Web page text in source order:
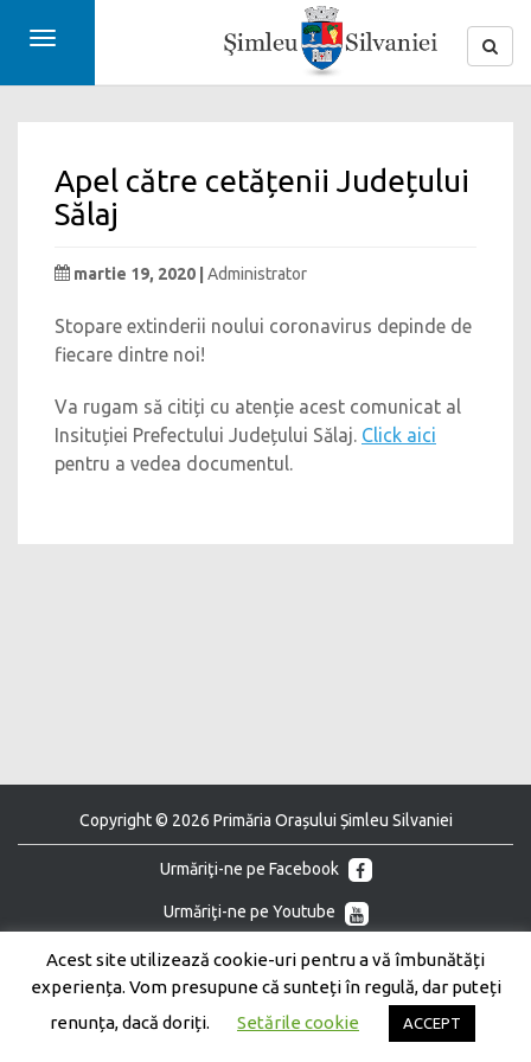
Toggle
Apel către cetățenii Județului
Sălaj
martie 19, 2020 | Administrator
Stopare extinderii noului coronavirus depinde de
fiecare dintre noi!
Va rugam să citiți cu atenție acest comunicat al
Insituției Prefectului Județului Sălaj. Click aici
pentru a vedea documentul.
Copyright © 2026 Primăria Orașului Șimleu Silvaniei
Urmăriţi-ne pe Facebook
Urmăriţi-ne pe Youtube
Acest site utilizează cookie-uri pentru a vă îmbunătăți
experiența. Vom presupune că sunteți în regulă, dar puteți
renunța, dacă doriți.
Setările cookie ACCEPT